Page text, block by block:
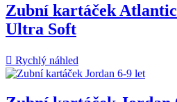
Zubní kartáček
Ultra Soft
 Rychlý náhled